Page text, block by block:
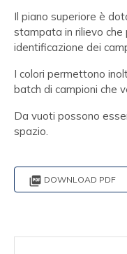
Il piano superiore è
stampata in rilievo
identificazione dei
I colori permettono
batch di campioni che
Da vuoti possono
spazio.
 DOWNLOAD PDF